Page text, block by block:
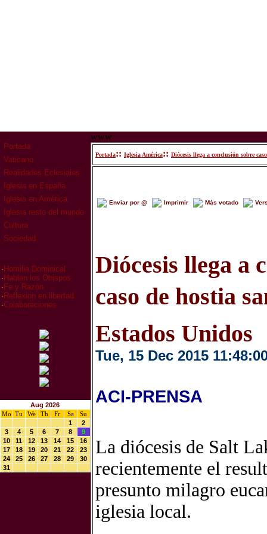
Portada
Vaticano
Realidades Eclesiales
Iglesia en España
Iglesia en América
Iglesia resto del mundo
Cultura
Sociedad
· Homilia Dominical
· Hablan los Obispos
· Fe y Razón
· Reflexion en libertad
·Colaboraciones
Aug 2026
Mo
Tu We Th Fr Sa
Su
1
2
3
4 5 6 7 8
9
10
11 12 13 14 15
16
17
18 19 20 21 22
23
24
25 26 27 28 29
30
31
www
Portada:: Iglesia América:: Diócesis llega a conclusión sobre
Enviar por @ Imprimir Más votado
Diócesis llega a
caso de hostia
Estados Unidos
Tue, 15 Dec 2015
ACI-PRENSA
La diócesis de Salt
recientemente el
presunto milagro
iglesia local.